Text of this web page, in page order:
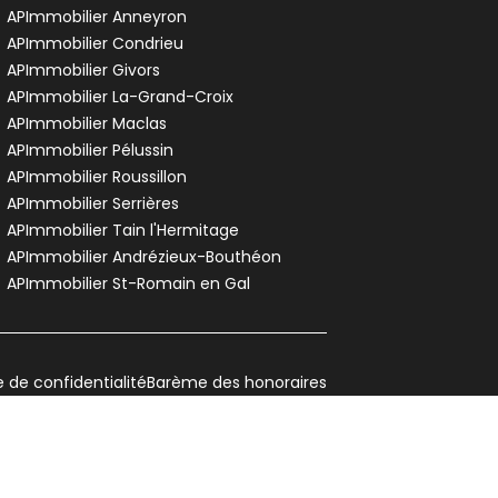
APImmobilier Anneyron
APImmobilier Condrieu
APImmobilier Givors
APImmobilier La-Grand-Croix
APImmobilier Maclas
APImmobilier Pélussin
APImmobilier Roussillon
APImmobilier Serrières
APImmobilier Tain l'Hermitage
APImmobilier Andrézieux-Bouthéon
APImmobilier St-Romain en Gal
de confidentialitéBarème des honoraires